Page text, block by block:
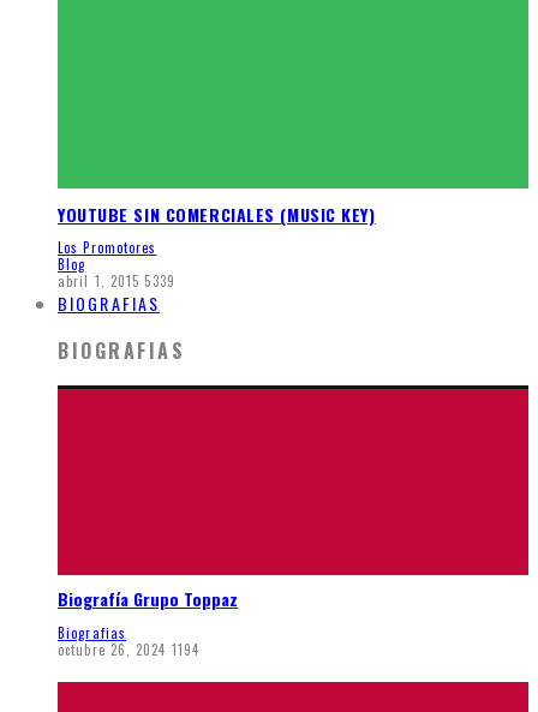
YOUTUBE SIN COMERCIALES (MUSIC KEY)
Los Promotores
Blog
abril 1, 2015 5339
BIOGRAFIAS
BIOGRAFIAS
Biografía Grupo Toppaz
Biografias
octubre 26, 2024 1194